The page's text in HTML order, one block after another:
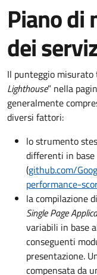
Piano
dei
Il punteggio misurato
Lighthouse” nella
generalmente
diversi fattori:
lo strumento
differenti in
(github.com/
performance-
la compilazione
Single Page
variabili in base
conseguenti
presentazione.
compensata da